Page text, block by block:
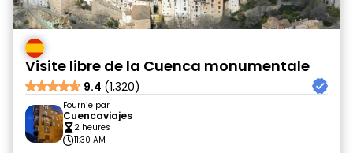
Visite libre de la Cuenca monumentale
9.4 (1,320)
Fournie par
Cuencaviajes
2 heures
11:30 AM